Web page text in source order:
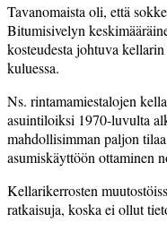
Tavanomaista oli, että
Bitumisivelyn
kosteudesta johtuva
kuluessa.
Ns. rintamamiestalojen
asuintiloiksi 1970-luvulta
mahdollisimman paljon
asumiskäyttöön ottaminen
Kellarikerrosten
ratkaisuja, koska ei ollut